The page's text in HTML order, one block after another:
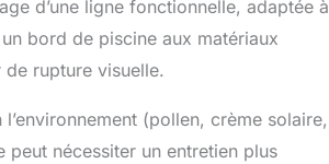
d’une ligne fonctionnelle, adaptée à
bord de piscine aux matériaux
de rupture visuelle.
(pollen, crème solaire,
nécessiter un entretien plus